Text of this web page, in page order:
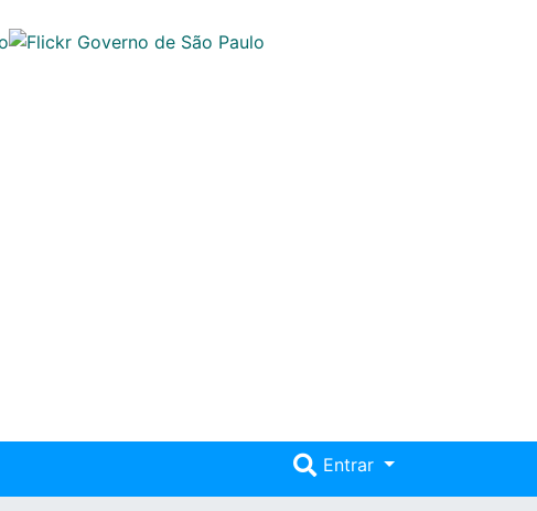
Entrar